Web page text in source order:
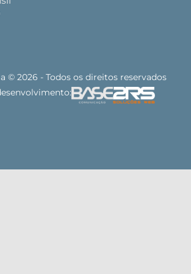
© 2026 - Todos os direitos reservados